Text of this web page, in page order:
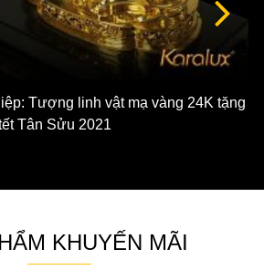
Tượng linh vật mạ vàng 24K tặng
Tân Sửu 2021
KHUYẾN MÃI